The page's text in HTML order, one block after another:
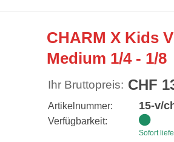
Klassikgitarren
... mehr
CHARM X Kids
Medium 1/4 - 1/8
Ihr Bruttopreis: CHF
Artikelnummer: 15-v/
Verfügbarkeit:
Sofort